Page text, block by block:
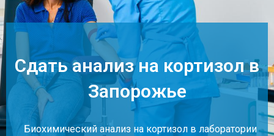
Сдать анализ на кортизол в
Запорожье
Биохимический анализ на кортизол в лаборатории